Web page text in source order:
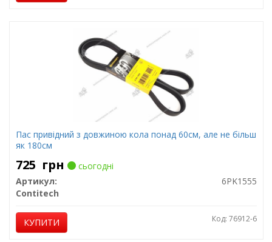
Пас привідний з довжиною кола понад 60см, але не більш
як 180см
725 грн
сьогодні
Артикул:
6PK1555
Contitech
КУПИТИ Код: 76912-6